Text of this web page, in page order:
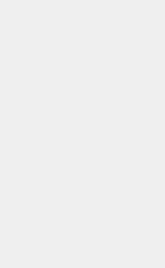
yukarı
Borsa
yükselişine
“Yatırımcı
gibi
arasında
takip